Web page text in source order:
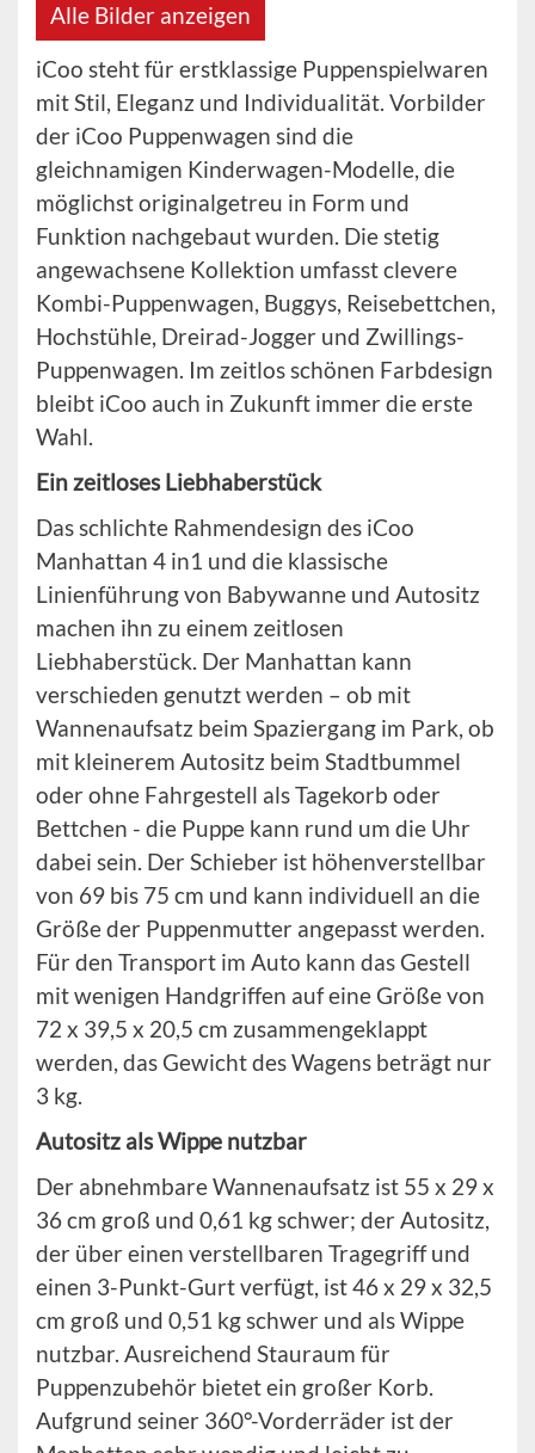
Alle Bilder anzeigen
iCoo steht für erstklassige Puppenspielwaren
mit Stil, Eleganz und Individualität. Vorbilder
der iCoo Puppenwagen sind die
gleichnamigen Kinderwagen-Modelle, die
möglichst originalgetreu in Form und
Funktion nachgebaut wurden. Die stetig
angewachsene Kollektion umfasst clevere
Kombi-Puppenwagen, Buggys, Reisebettchen,
Hochstühle, Dreirad-Jogger und Zwillings-
Puppenwagen. Im zeitlos schönen Farbdesign
bleibt iCoo auch in Zukunft immer die erste
Wahl.
Ein zeitloses Liebhaberstück
Das schlichte Rahmendesign des iCoo
Manhattan 4 in1 und die klassische
Linienführung von Babywanne und Autositz
machen ihn zu einem zeitlosen
Liebhaberstück. Der Manhattan kann
verschieden genutzt werden – ob mit
Wannenaufsatz beim Spaziergang im Park, ob
mit kleinerem Autositz beim Stadtbummel
oder ohne Fahrgestell als Tagekorb oder
Bettchen - die Puppe kann rund um die Uhr
dabei sein. Der Schieber ist höhenverstellbar
von 69 bis 75 cm und kann individuell an die
Größe der Puppenmutter angepasst werden.
Für den Transport im Auto kann das Gestell
mit wenigen Handgriffen auf eine Größe von
72 x 39,5 x 20,5 cm zusammengeklappt
werden, das Gewicht des Wagens beträgt nur
3 kg.
Autositz als Wippe nutzbar
Der abnehmbare Wannenaufsatz ist 55 x 29 x
36 cm groß und 0,61 kg schwer; der Autositz,
der über einen verstellbaren Tragegriff und
einen 3-Punkt-Gurt verfügt, ist 46 x 29 x 32,5
cm groß und 0,51 kg schwer und als Wippe
nutzbar. Ausreichend Stauraum für
Puppenzubehör bietet ein großer Korb.
Aufgrund seiner 360°-Vorderräder ist der